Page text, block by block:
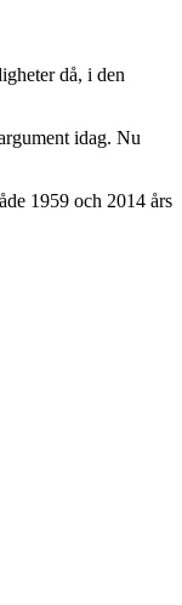
då, i den
idag. Nu
1959 och 2014 års